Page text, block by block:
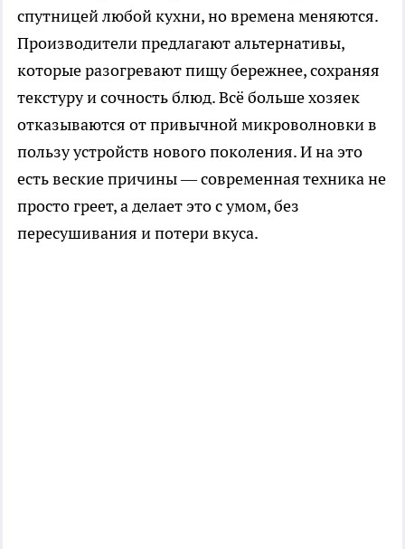
спутницей любой кухни, но времена меняются.
Производители предлагают альтернативы,
которые разогревают пищу бережнее, сохраняя
текстуру и сочность блюд. Всё больше хозяек
отказываются от привычной микроволновки в
пользу устройств нового поколения. И на это
есть веские причины — современная техника не
просто греет, а делает это с умом, без
пересушивания и потери вкуса.